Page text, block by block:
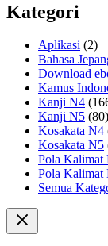
Kategori
Aplikasi (2)
Bahasa
Download
Kamus
Kanji N4
Kanji N5 (80)
Kosakata N4
Kosakata N5
Pola Kalimat
Pola Kalimat
Semua